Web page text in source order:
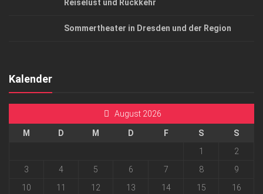
Reiselust und Rückkehr
Sommertheater in Dresden und der Region
Kalender
August 2026
M D M D F S
S
1
2
3
4 5 6 7 8
9
10
11 12 13 14 15
16